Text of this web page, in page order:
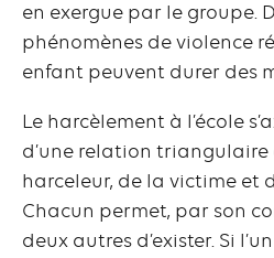
en exergue par le groupe.
phénomènes de violence
enfant peuvent durer des
Le harcèlement à l’école
d’une relation triangulaire
harceleur, de la victime et
Chacun permet, par son
deux autres d’exister. Si